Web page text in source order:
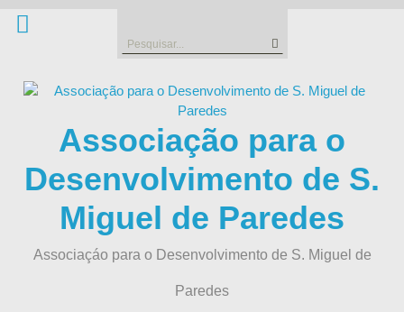
Search
Associação para o
Desenvolvimento de S.
Miguel de Paredes
Associaçáo para o Desenvolvimento de S. Miguel de
Paredes